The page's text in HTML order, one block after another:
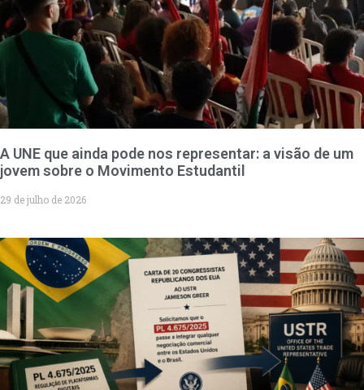
A UNE que ainda pode nos representar: a visão de um
jovem sobre o Movimento Estudantil
29 de julho de 2026